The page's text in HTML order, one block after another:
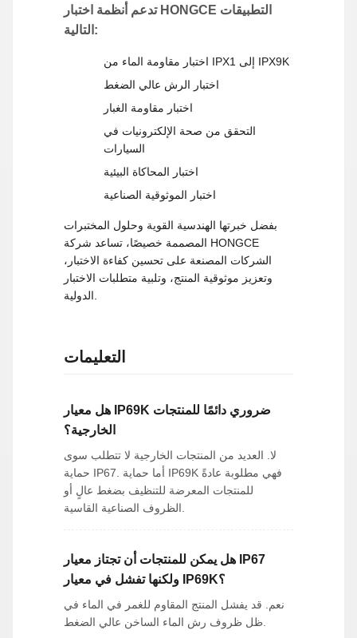
تدعم أنظمة اختبار HONGCE التطبيقات
التالية:
اختبار مقاومة الماء من IPX1 إلى IPX9K
اختبار الرش عالي الضغط
اختبار مقاومة الغبار
التحقق من صحة الإلكترونيات في
السيارات
اختبار المحاكاة البيئية
اختبار الموثوقية الصناعية
بفضل خبرتها الهندسية القوية وحلول المختبرات
المصممة خصيصًا، تساعد شركة HONGCE
الشركات المصنعة على تحسين كفاءة الاختبار،
وتعزيز موثوقية المنتج، وتلبية متطلبات الاختبار
التعليمات
هل معيار IP69K ضروري دائمًا للمنتجات
الخارجية؟
لا. العديد من المنتجات الخارجية لا تتطلب سوى
حماية IP67. أما حماية IP69K فهي مطلوبة عادةً
للمنتجات المعرضة للتنظيف بضغط عالٍ أو
هل يمكن للمنتجات أن تجتاز معيار IP67
ولكنها تفشل في معيار IP69K؟
نعم. قد يفشل المنتج المقاوم للغمر في الماء في